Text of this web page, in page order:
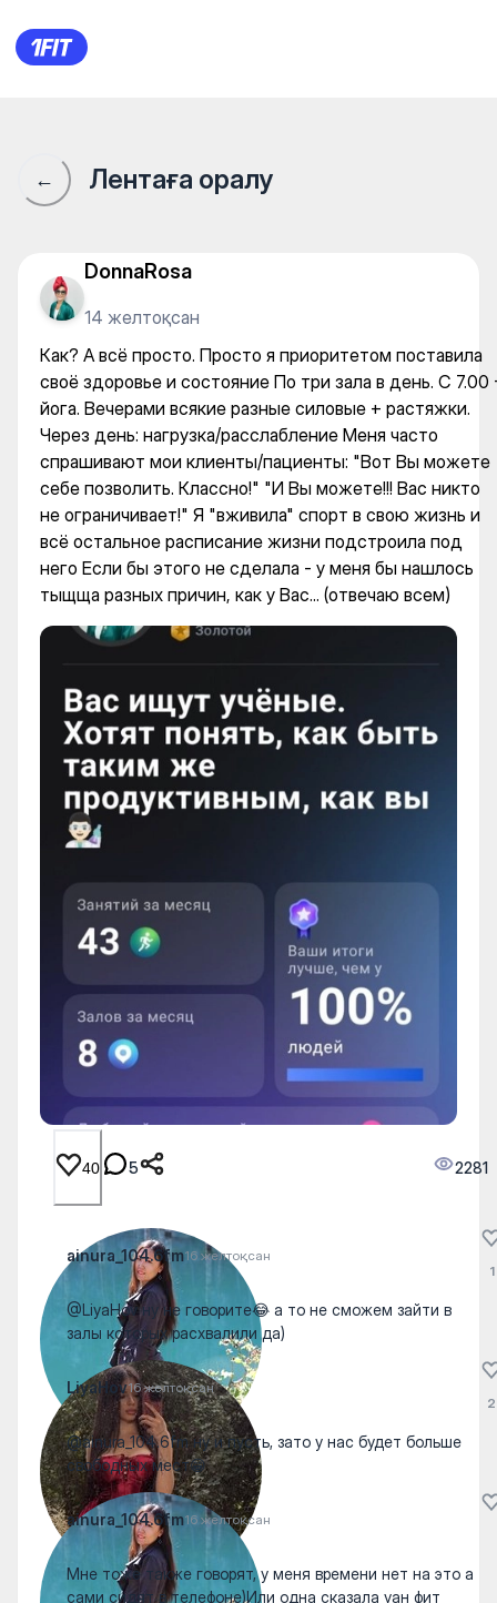
Как? А всё просто. Просто
← Лентаға оралу
DonnaRosa
14 желтоқсан
Как? А всё просто. Просто я приоритетом поставила
своё здоровье и состояние По три зала в день. С 7.00
йога. Вечерами всякие разные силовые + растяжки.
Через день: нагрузка/расслабление Меня часто
спрашивают мои клиенты/пациенты: "Вот Вы можете
себе позволить. Классно!" "И Вы можете!!! Вас никто
не ограничивает!" Я "вживила" спорт в свою жизнь и
всё остальное расписание жизни подстроила под
него Если бы этого не сделала - у меня бы нашлось
тыщща разных причин, как у Вас... (отвечаю всем)
40 5 2281
ainura_104.6fm16 желтоқсан
@LiyaHov ну не говорите😂 а то не сможем зайти в
залы которых расхвалили да)
1
LiyaHov16 желтоқсан
@ainura_104.6fm ну и пусть, зато у нас будет больше
свободных мест😁
2
ainura_104.6fm16 желтоқсан
Мне тоже также говорят, у меня времени нет на это а
сами сидят в телефоне)Или одна сказала уан фит